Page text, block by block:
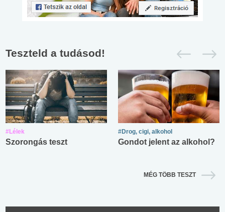
Teszteld a tudásod!
#Lélek
Szorongás teszt
#Drog, cigi, alkohol
Gondot jelent az alkohol?
MÉG TÖBB TESZT